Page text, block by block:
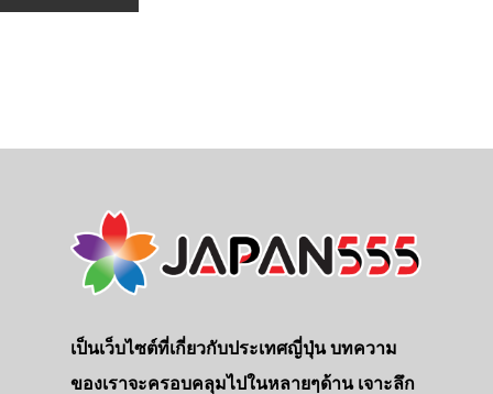
เป็นเว็บไซต์ที่เกี่ยวกับประเทศญี่ปุ่น บทความ
ของเราจะครอบคลุมไปในหลายๆด้าน เจาะลึก